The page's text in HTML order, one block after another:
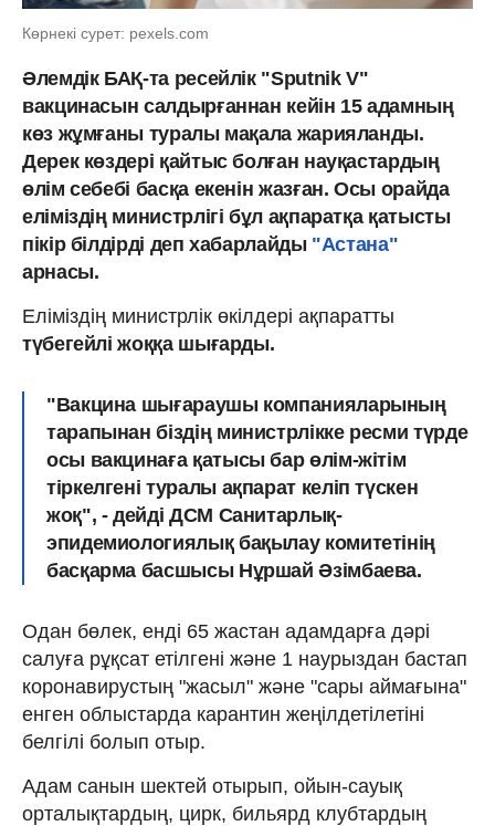
Көрнекі сурет: pexels.com
Әлемдік БАҚ-та ресейлік "Sputnik V"
вакцинасын салдырғаннан кейін 15 адамның
көз жұмғаны туралы мақала жарияланды.
Дерек көздері қайтыс болған науқастардың
өлім себебі басқа екенін жазған. Осы орайда
еліміздің министрлігі бұл ақпаратқа қатысты
пікір білдірді деп хабарлайды"Астана"
арнасы.
Еліміздің министрлік өкілдері ақпаратты
түбегейлі жоққа шығарды.
"Вакцина шығараушы компанияларының
тарапынан біздің министрлікке ресми түрде
осы вакцинаға қатысы бар өлім-жітім
тіркелгені туралы ақпарат келіп түскен
жоқ", - дейді ДСМ Санитарлық-
эпидемиологиялық бақылау комитетінің
басқарма басшысы Нұршай Әзімбаева.
Одан бөлек, енді 65 жастан адамдарға дәрі
салуға рұқсат етілгені және 1 наурыздан бастап
коронавирустың "жасыл" және "сары аймағына"
енген облыстарда карантин жеңілдетілетіні
белгілі болып отыр.
Адам санын шектей отырып, ойын-сауық
орталықтардың, цирк, бильярд клубтардың